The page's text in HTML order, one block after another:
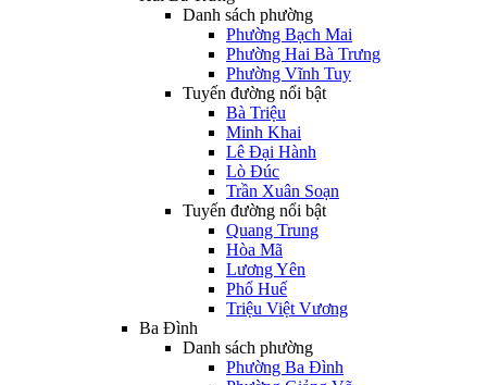
Danh sách phường
Phường Bạch Mai
Phường Hai Bà Trưng
Phường Vĩnh Tuy
Tuyến đường nổi bật
Bà Triệu
Minh Khai
Lê Đại Hành
Lò Đúc
Trần Xuân Soạn
Tuyến đường nổi bật
Quang Trung
Hòa Mã
Lương Yên
Phố Huế
Triệu Việt Vương
Ba Đình
Danh sách phường
Phường Ba Đình